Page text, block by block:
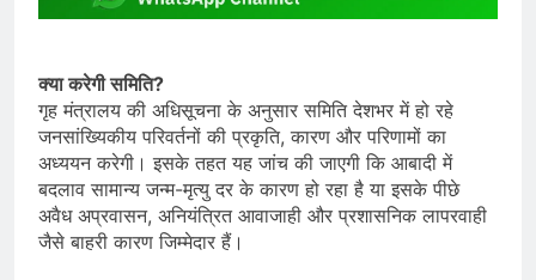
क्या करेगी समिति?
गृह मंत्रालय की अधिसूचना के अनुसार समिति देशभर में हो रहे
जनसांख्यिकीय परिवर्तनों की प्रकृति, कारण और परिणामों का
अध्ययन करेगी। इसके तहत यह जांच की जाएगी कि आबादी में
बदलाव सामान्य जन्म-मृत्यु दर के कारण हो रहा है या इसके पीछे
अवैध अप्रवासन, अनियंत्रित आवाजाही और प्रशासनिक लापरवाही
जैसे बाहरी कारण जिम्मेदार हैं।